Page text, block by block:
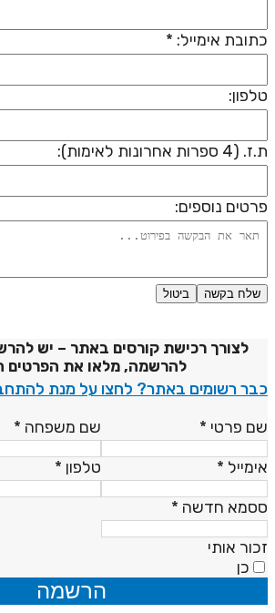
אימייל: *
ספרות אחרונות לאימות):
נוספים:
שלח בקשה ביטול
לצורך רכישת קורסים באתר – יש
להרשמה, מלאו את הפרטים
רשומים באתר? לחצו על מנת
פרטי* שם משפחה*
* טלפון*
חדשה*
אותי
כן
הרשמה